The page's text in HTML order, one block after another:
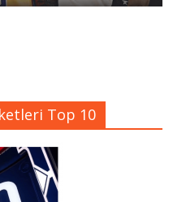
Top 10